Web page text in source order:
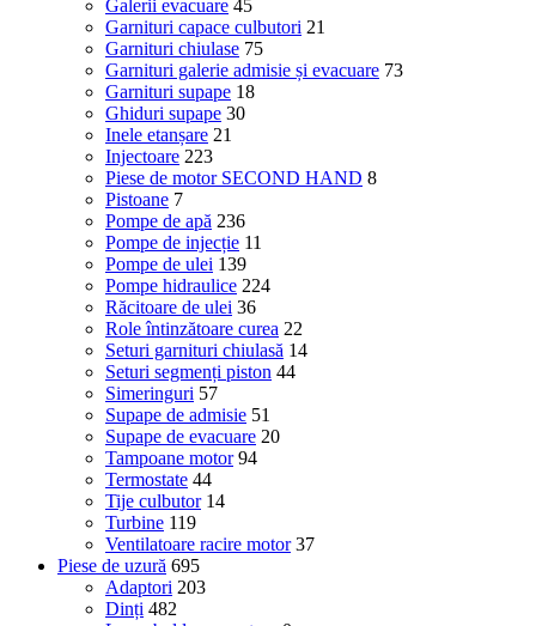
Galerii evacuare 45
Garnituri capace culbutori 21
Garnituri chiulase 75
Garnituri galerie admisie și evacuare 73
Garnituri supape 18
Ghiduri supape 30
Inele etanșare 21
Injectoare 223
Piese de motor SECOND HAND 8
Pistoane 7
Pompe de apă 236
Pompe de injecție 11
Pompe de ulei 139
Pompe hidraulice 224
Răcitoare de ulei 36
Role întinzătoare curea 22
Seturi garnituri chiulasă 14
Seturi segmenți piston 44
Simeringuri 57
Supape de admisie 51
Supape de evacuare 20
Tampoane motor 94
Termostate 44
Tije culbutor 14
Turbine 119
Ventilatoare racire motor 37
Piese de uzură 695
Adaptori 203
Dinți 482